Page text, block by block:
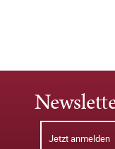
Jetzt anmelden